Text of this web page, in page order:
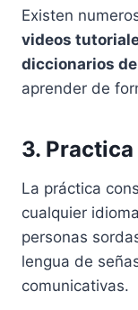
Existen
videos
diccionarios
aprender de
3.
La práctica
cualquier
personas
lengua de
comunicativas.